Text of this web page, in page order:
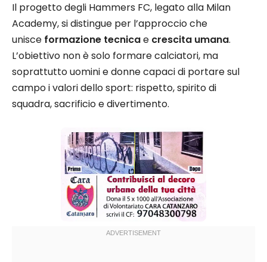
Il progetto degli Hammers FC, legato alla Milan
Academy, si distingue per l’approccio che
unisce formazione tecnicae crescita umana.
L’obiettivo non è solo formare calciatori, ma
soprattutto uomini e donne capaci di portare sul
campo i valori dello sport: rispetto, spirito di
squadra, sacrificio e divertimento.